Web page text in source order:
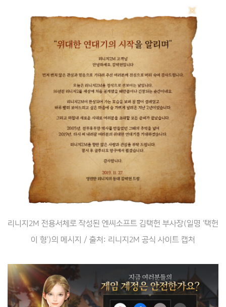
리니지2M 전용서체로 작성된 엔씨소프트 김택헌 부사장(일명 '택헌
이 형')의 메시지 / 출처: 리니지2M 공식 사이트 캡처